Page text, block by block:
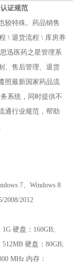
证规范
特殊。药品销售
\ 退货流程 \ 库房养
迅医药之星管理系
、售后管理、退货
照最新国家药品流
系统，同时提供不
通行业规范，帮助
7、Windows 8
2012
硬盘：160GB;
硬盘：80GB;
MHz 内存：